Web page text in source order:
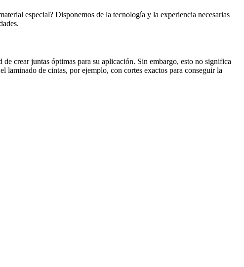
especial? Disponemos de la tecnología y la experiencia necesarias
crear juntas óptimas para su aplicación. Sin embargo, esto no significa
laminado de cintas, por ejemplo, con cortes exactos para conseguir la